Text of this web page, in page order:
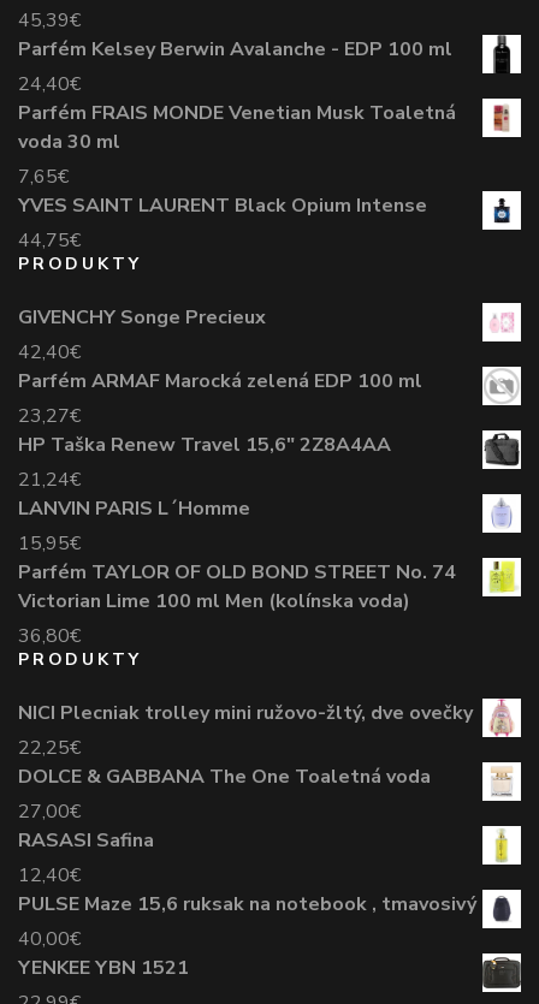
45,39€
Parfém Kelsey Berwin Avalanche - EDP 100 ml
24,40€
Parfém FRAIS MONDE Venetian Musk Toaletná
voda 30 ml
7,65€
YVES SAINT LAURENT Black Opium Intense
44,75€
PRODUKTY
GIVENCHY Songe Precieux
42,40€
Parfém ARMAF Marocká zelená EDP 100 ml
23,27€
HP Taška Renew Travel 15,6" 2Z8A4AA
21,24€
LANVIN PARIS L´Homme
15,95€
Parfém TAYLOR OF OLD BOND STREET No. 74
Victorian Lime 100 ml Men (kolínska voda)
36,80€
PRODUKTY
NICI Plecniak trolley mini ružovo-žltý, dve ovečky
22,25€
DOLCE & GABBANA The One Toaletná voda
27,00€
RASASI Safina
12,40€
PULSE Maze 15,6 ruksak na notebook , tmavosivý
40,00€
YENKEE YBN 1521